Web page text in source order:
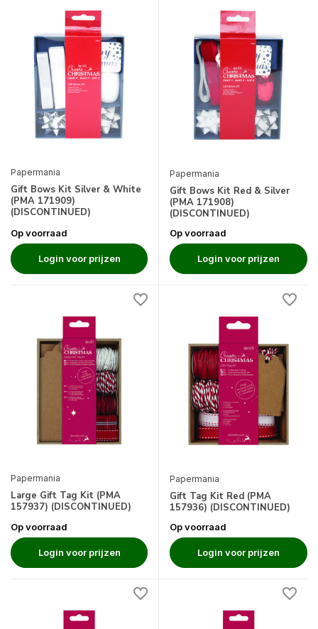
Papermania
Gift Bows Kit Silver & White
(PMA 171909)
(DISCONTINUED)
Op voorraad
Login voor prijzen
Papermania
Gift Bows Kit Red & Silver
(PMA 171908)
(DISCONTINUED)
Op voorraad
Login voor prijzen
Papermania
Large Gift Tag Kit (PMA
157937) (DISCONTINUED)
Op voorraad
Login voor prijzen
Papermania
Gift Tag Kit Red (PMA
157936) (DISCONTINUED)
Op voorraad
Login voor prijzen